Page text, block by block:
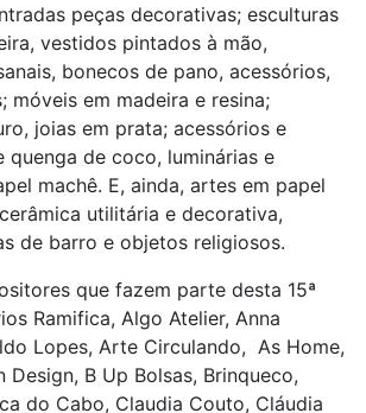
peças decorativas; esculturas
vestidos pintados à mão,
bonecos de pano, acessórios,
móveis em madeira e resina;
joias em prata; acessórios e
de coco, luminárias e
machê. E, ainda, artes em papel
utilitária e decorativa,
de barro e objetos religiosos.
que fazem parte desta 15ª
Ramifica, Algo Atelier, Anna
Lopes, Arte Circulando, As Home,
Design, B Up Bolsas, Brinqueco,
do Cabo, Claudia Couto, Cláudia